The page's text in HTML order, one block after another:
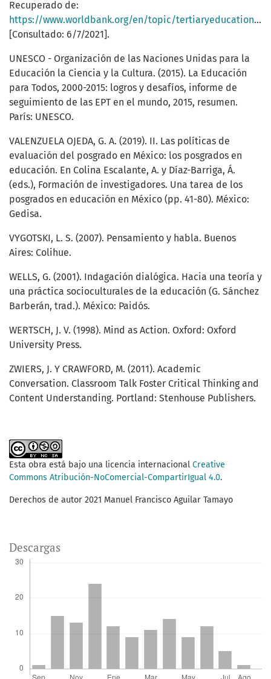
Recuperado de:
https://www.worldbank.org/en/topic/tertiaryeducation#2
[Consultado: 6/7/2021].
UNESCO - Organización de las Naciones Unidas para la
Educación la Ciencia y la Cultura. (2015). La Educación
para Todos, 2000-2015: logros y desafíos, informe de
seguimiento de las EPT en el mundo, 2015, resumen.
París: UNESCO.
VALENZUELA OJEDA, G. A. (2019). II. Las políticas de
evaluación del posgrado en México: los posgrados en
educación. En Colina Escalante, A. y Díaz-Barriga, Á.
(eds.), Formación de investigadores. Una tarea de los
posgrados en educación en México (pp. 41-80). México:
Gedisa.
VYGOTSKI, L. S. (2007). Pensamiento y habla. Buenos
Aires: Colihue.
WELLS, G. (2001). Indagación dialógica. Hacia una teoría y
una práctica socioculturales de la educación (G. Sánchez
Barberán, trad.). México: Paidós.
WERTSCH, J. V. (1998). Mind as Action. Oxford: Oxford
University Press.
ZWIERS, J. Y CRAWFORD, M. (2011). Academic
Conversation. Classroom Talk Foster Critical Thinking and
Content Understanding. Portland: Stenhouse Publishers.
Esta obra está bajo una licencia internacional Creative
Commons Atribución-NoComercial-CompartirIgual 4.0.
Derechos de autor 2021 Manuel Francisco Aguilar Tamayo
Descargas